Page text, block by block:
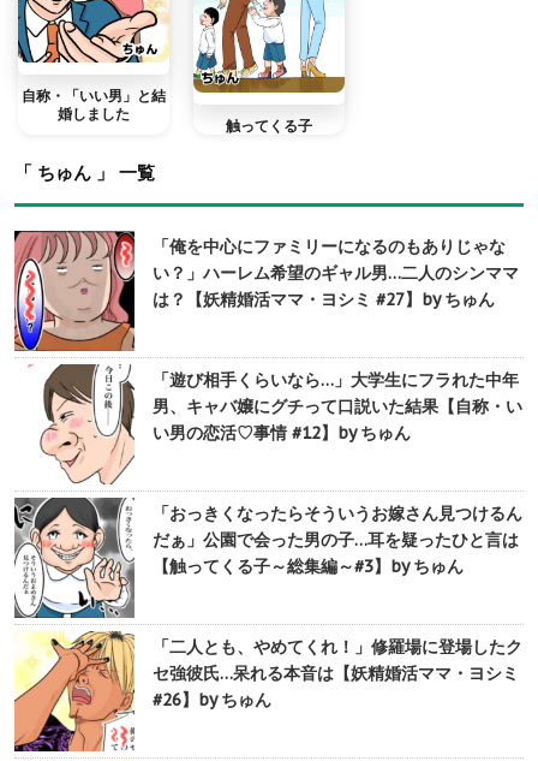
自称・「いい男」と結
婚しました
触ってくる子
「 ちゅん 」 一覧
「俺を中心にファミリーになるのもありじゃな
い？」ハーレム希望のギャル男…二人のシンママ
は？【妖精婚活ママ・ヨシミ #27】by ちゅん
「遊び相手くらいなら…」大学生にフラれた中年
男、キャバ嬢にグチって口説いた結果【自称・い
い男の恋活♡事情 #12】by ちゅん
「おっきくなったらそういうお嫁さん見つけるん
だぁ」公園で会った男の子…耳を疑ったひと言は
【触ってくる子～総集編～#3】by ちゅん
「二人とも、やめてくれ！」修羅場に登場したク
セ強彼氏…呆れる本音は【妖精婚活ママ・ヨシミ
#26】by ちゅん